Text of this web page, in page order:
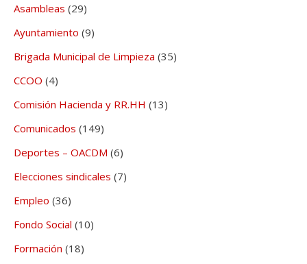
Asambleas (29)
Ayuntamiento (9)
Brigada Municipal de Limpieza (35)
CCOO (4)
Comisión Hacienda y RR.HH (13)
Comunicados (149)
Deportes – OACDM (6)
Elecciones sindicales (7)
Empleo (36)
Fondo Social (10)
Formación (18)